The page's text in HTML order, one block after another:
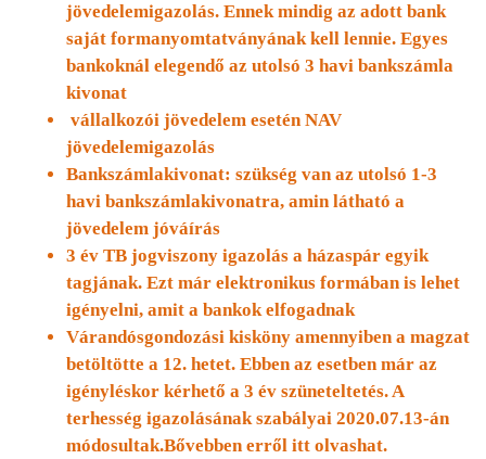
jövedelemigazolás. Ennek mindig az adott bank
saját formanyomtatványának kell lennie. Egyes
bankoknál elegendő az utolsó 3 havi bankszámla
kivonat
vállalkozói jövedelem esetén NAV
jövedelemigazolás
Bankszámlakivonat: szükség van az utolsó 1-3
havi bankszámlakivonatra, amin látható a
jövedelem jóváírás
3 év TB jogviszony igazolás a házaspár egyik
tagjának. Ezt már elektronikus formában is lehet
igényelni, amit a bankok elfogadnak
Várandósgondozási kisköny amennyiben a magzat
betöltötte a 12. hetet. Ebben az esetben már az
igényléskor kérhető a 3 év szüneteltetés. A
terhesség igazolásának szabályai 2020.07.13-án
módosultak.Bővebben erről itt olvashat.